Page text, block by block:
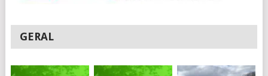
GERAL